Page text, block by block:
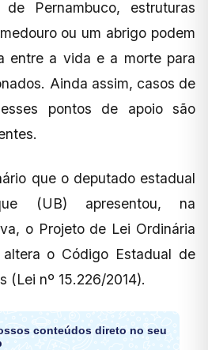
Pernambuco, estruturas
ou um abrigo podem
entre a vida e a morte para
Ainda assim, casos de
pontos de apoio são
que o deputado estadual
(UB) apresentou, na
o Projeto de Lei Ordinária
o Código Estadual de
(Lei nº 15.226/2014).
conteúdos direto no seu